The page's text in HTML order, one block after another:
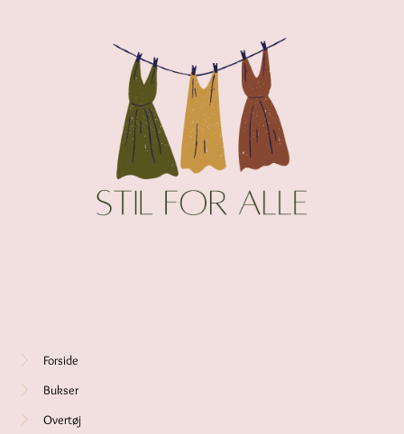
Forside
Bukser
Overtøj